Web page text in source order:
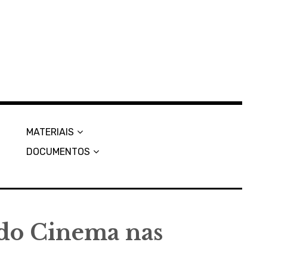
MATERIAIS
DOCUMENTOS
Cinema nas